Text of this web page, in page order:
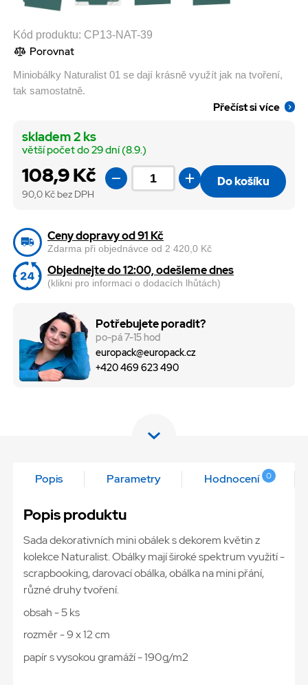
Kód produktu: CP13-NAT-39
Porovnat
Miniobálky Naturalist 01 se dají krásně využít jak na tvoření,
tak samostatně.
Přečíst si více
108,9 Kč
90,0 Kč bez DPH
skladem 2 ks
větší počet do 29 dní (8.9.)
Do košíku
Ceny dopravy od 91 Kč
Zdarma při objednávce od 2 420,0 Kč
Objednejte do 12:00, odešleme dnes
(klikni pro informaci o dodacích lhůtách)
Potřebujete poradit?
po-pá 7-15 hod
europack@europack.cz
+420 469 623 490
Popis Parametry Hodnocení 0
Popis produktu
Sada dekorativních mini obálek s dekorem květin z
kolekce Naturalist. Obálky mají široké spektrum využití -
scrapbooking, darovací obálka, obálka na mini přání,
různé druhy tvoření.
obsah - 5 ks
rozměr - 9 x 12 cm
papír s vysokou gramáží - 190g/m2